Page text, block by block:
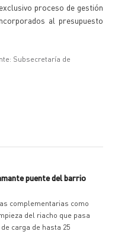
proceso de gestión
al presupuesto
Subsecretaría de
puente del barrio
complementarias como
del riacho que pasa
carga de hasta 25